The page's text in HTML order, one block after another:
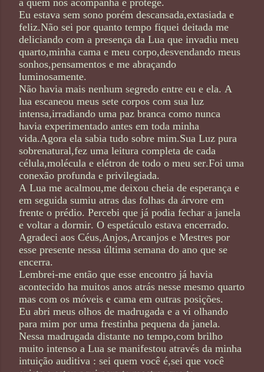
a quem nos acompanha e protege.
Eu estava sem sono porém descansada,extasiada e
feliz.Não sei por quanto tempo fiquei deitada me
deliciando com a presença da Lua que invadiu meu
quarto,minha cama e meu corpo,desvendando meus
sonhos,pensamentos e me abraçando
luminosamente.
Não havia mais nenhum segredo entre eu e ela. A
lua escaneou meus sete corpos com sua luz
intensa,irradiando uma paz branca como nunca
havia experimentado antes em toda minha
vida.Agora ela sabia tudo sobre mim.Sua Luz pura
sobrenatural,fez uma leitura completa de cada
célula,molécula e elétron de todo o meu ser.Foi uma
conexão profunda e privilegiada.
A Lua me acalmou,me deixou cheia de esperança e
em seguida sumiu atras das folhas da árvore em
frente o prédio. Percebi que já podia fechar a janela
e voltar a dormir. O espetáculo estava encerrado.
Agradeci aos Céus,Anjos,Arcanjos e Mestres por
esse presente nessa última semana do ano que se
encerra.
Lembrei-me então que esse encontro já havia
acontecido ha muitos anos atrás nesse mesmo quarto
mas com os móveis e cama em outras posições.
Eu abri meus olhos de madrugada e a vi olhando
para mim por uma frestinha pequena da janela.
Nessa madrugada distante no tempo,com brilho
muito intenso a Lua se manifestou através da minha
intuição auditiva : sei quem você é,sei que você